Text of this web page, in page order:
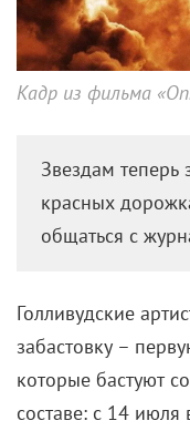
Кадр из фильма
Звездам теперь
красных
общаться с
Голливудские
забастовку –
которые бастуют
составе: с 14 июля